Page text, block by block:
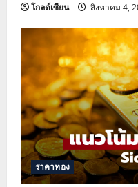
โกลด์เซียน สิงหาคม 4,
ราคาทอง